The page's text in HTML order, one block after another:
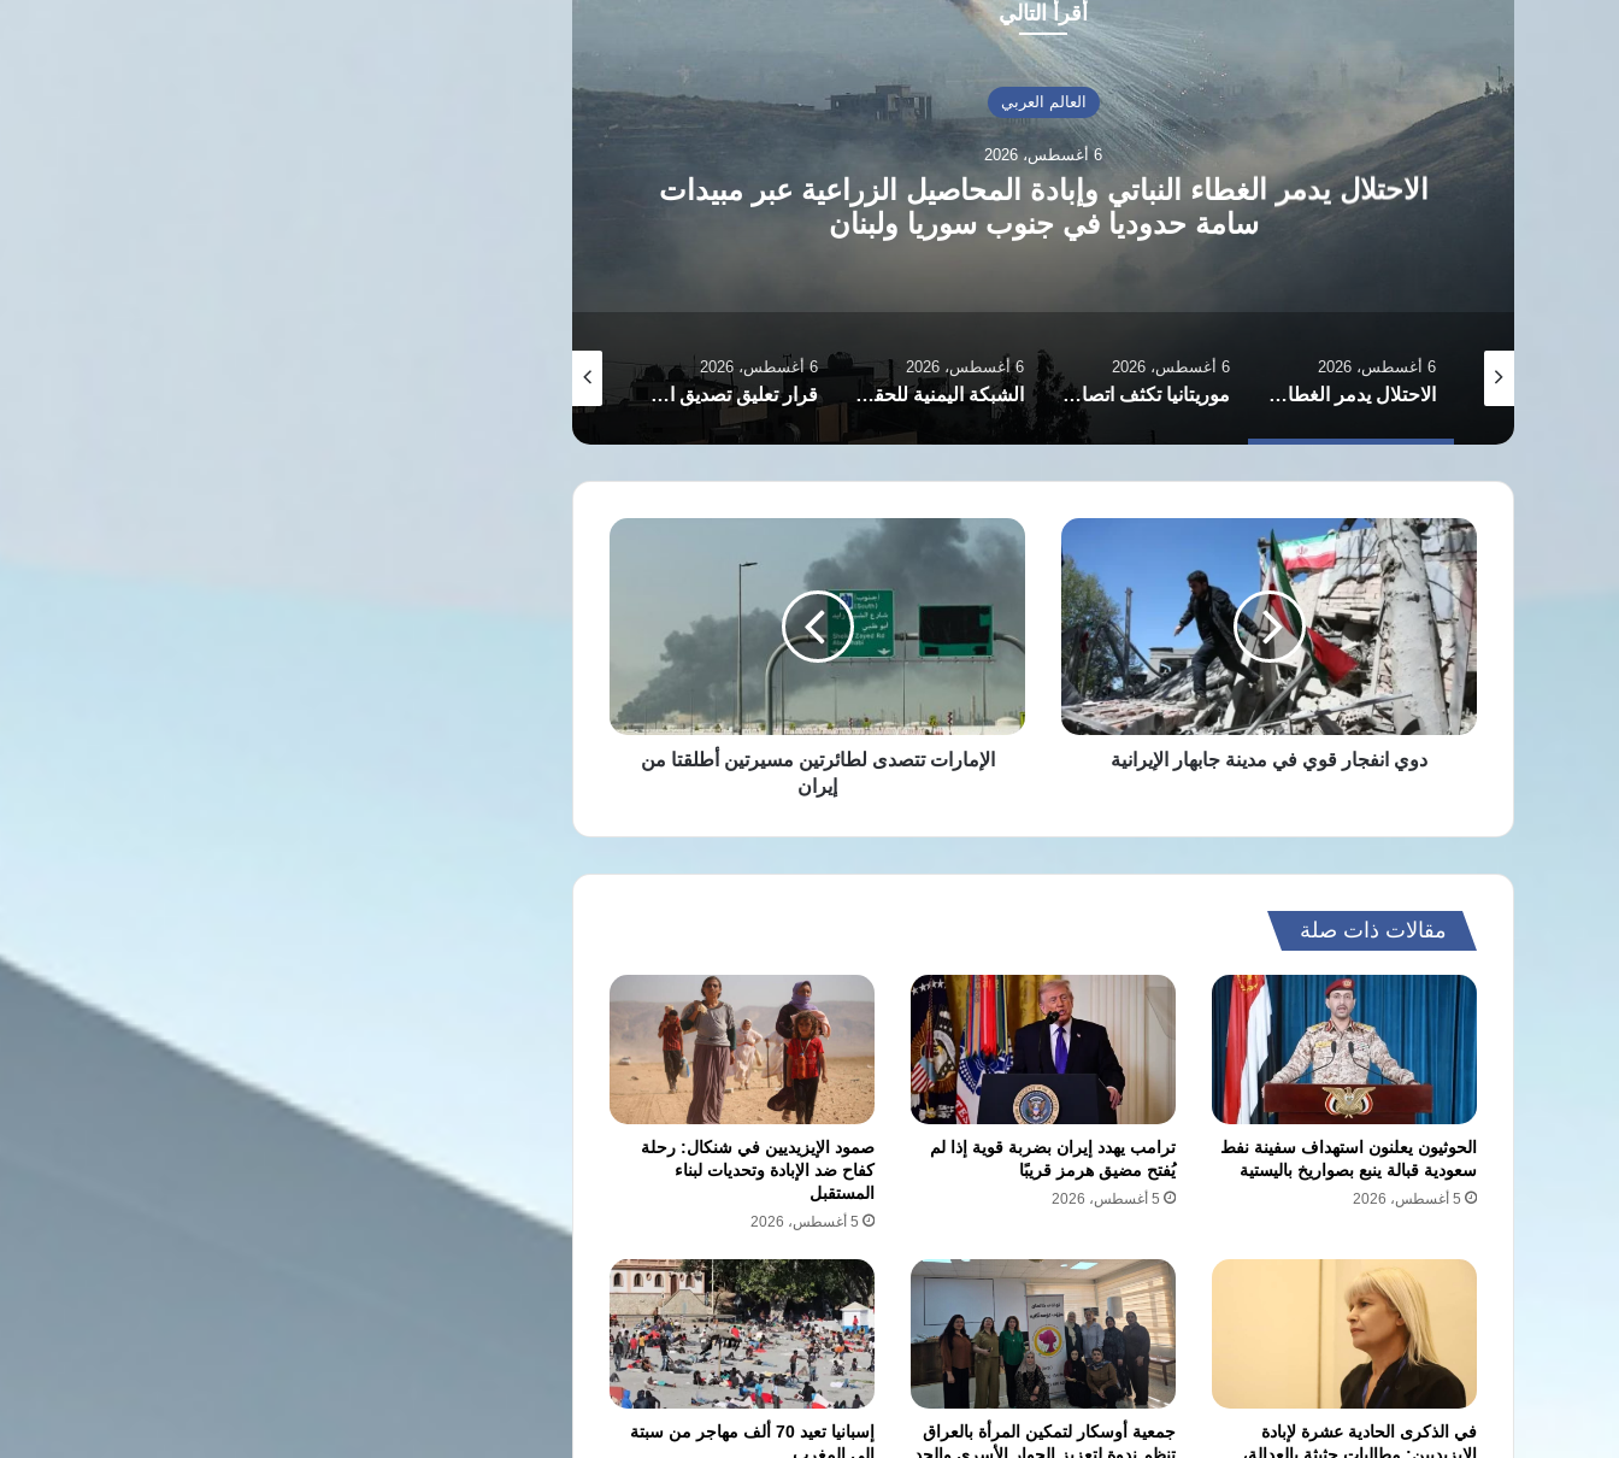
أقرأ التالي
العالم العربي
الاحتلال يدمر الغطاء النباتي وإبادة المحاصيل الزراعية عبر مبيدات
سامة حدوديا في جنوب سوريا ولبنان
الاحتلال يدمر الغطاء النباتي وإبادة المحاصيل الزراعية عبر مبيدات سامة حدوديا في جنوب سوريا ولبنان موريتانيا تكثف اتصالاتها مع مالي للإفراج عن مواطنيها المحتجزين قرب كاتي
6 أغسطس، 2026
الشبكة اليمنية للحقوق والحريات تدين إغراق الحوثيين سفينة مساعدات بالبحر الأحمر قرار تعليق تصديق الشهادات باليمن يثير الجدل ويهدد مستقبل الطلاب الخارجي
5 أغسطس، 2026
دوي
انفجار
قوي
في
مدينة
جابهار
الإيرانية
دوي انفجار قوي في مدينة جابهار الإيرانية
الإمارات
مسيرتين
أطلقتا
من
الإمارات تتصدى لطائرتين مسيرتين أطلقتا من
إيران
مقالات ذات صلة
الحوثيون يعلنون استهداف سفينة نفط
سعودية قبالة ينبع بصواريخ باليستية
5 أغسطس، 2026
ترامب يهدد إيران بضربة قوية إذا لم
يُفتح مضيق هرمز قريبًا
5 أغسطس، 2026
صمود الإيزيديين في شنكال: رحلة
كفاح ضد الإبادة وتحديات لبناء
المستقبل
5 أغسطس، 2026
في الذكرى الحادية عشرة لإبادة
جمعية أوسكار لتمكين المرأة بالعراق
إسبانيا تعيد 70 ألف مهاجر من سبتة